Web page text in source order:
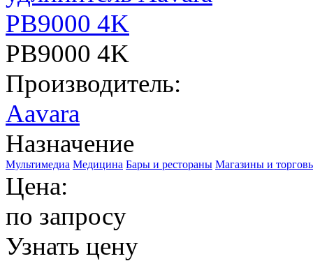
PB9000 4K
Производитель:
Aavara
Назначение
Мультимедиа Медицина Бары и рестораны Магазины и
Цена:
по запросу
Узнать цену